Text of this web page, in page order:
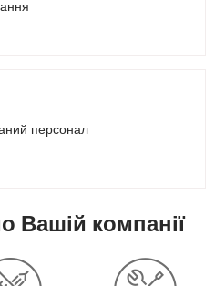
персонал
Вашій компанії